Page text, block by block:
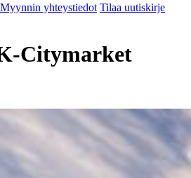
Myynnin yhteystiedot Tilaa uutiskirje
Citymarket